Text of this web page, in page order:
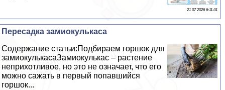
21 07 2026 6:11:31
Пересадка замиокулькаса
Содержание статьи:Подбираем горшок для
замиокулькасаЗамиокулькас – растение
неприхотливое, но это не означает, что его
можно сажать в первый попавшийся
горшок...